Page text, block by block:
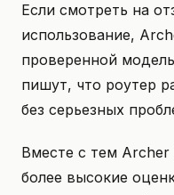
Если смотреть на
использование,
проверенной
пишут, что роутер
без серьезных
Вместе с тем Archer
более высокие